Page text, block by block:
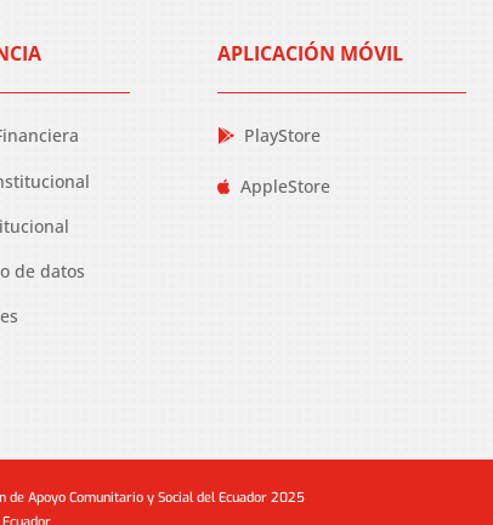
de datos
APLICACIÓN MÓVIL
PlayStore
AppleStore
de Apoyo Comunitario y Social del Ecuador 2025